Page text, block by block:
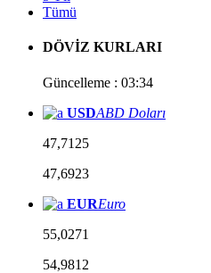
Tümü
DÖVİZ KURLARI
Güncelleme : 03:34
USDABD Doları
47,7125
47,6923
EUREuro
55,0271
54,9812